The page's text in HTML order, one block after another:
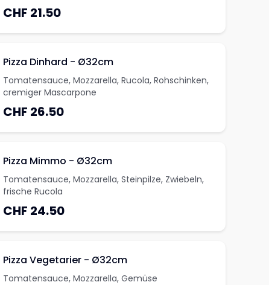
CHF 21.50
Pizza Dinhard - Ø32cm
Tomatensauce, Mozzarella, Rucola, Rohschinken,
cremiger Mascarpone
CHF 26.50
Pizza Mimmo - Ø32cm
Tomatensauce, Mozzarella, Steinpilze, Zwiebeln,
frische Rucola
CHF 24.50
Pizza Vegetarier - Ø32cm
Tomatensauce, Mozzarella, Gemüse